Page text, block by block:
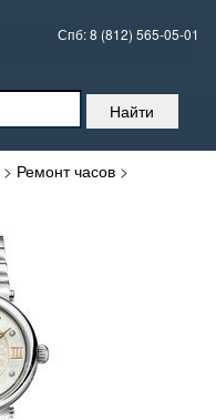
Спб:8 (812) 565-05-01
> Ремонт часов >